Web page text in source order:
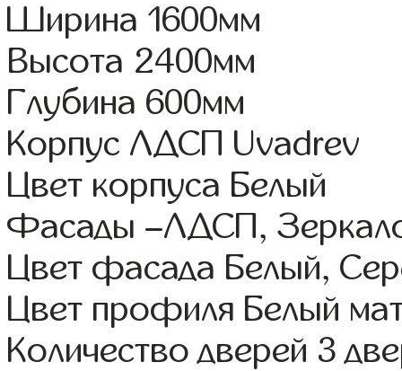
Ширина 1600мм
Высота 2400мм
Глубина 600мм
Корпус ЛДСП Uvadrev
Цвет корпуса Белый
Фасады –ЛДСП,
Цвет фасада Белый,
Цвет профиля Белый
Количество дверей 3